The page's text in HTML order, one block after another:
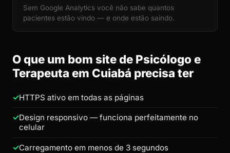
Sem Google Analytics você não sabe quantos
pacientes estão vindo — e onde estão saindo.
O que um bom site de Psicólogo e
Terapeuta em Cuiabá precisa ter
HTTPS ativo em todas as páginas
Design responsivo — funciona perfeitamente no
celular
Carregamento em menos de 3 segundos